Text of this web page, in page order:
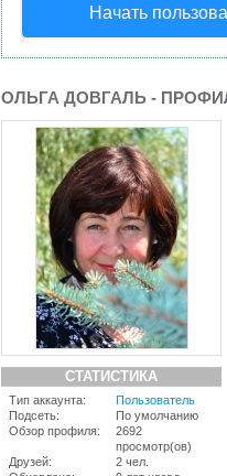
Начать
ОЛЬГА ДОВГАЛЬ -
СТАТИСТИКА
Тип аккаунта:
Пользователь
Подсеть:
По умолчанию
Обзор профиля:
2692
просмотр(ов)
Друзей:
2 чел.